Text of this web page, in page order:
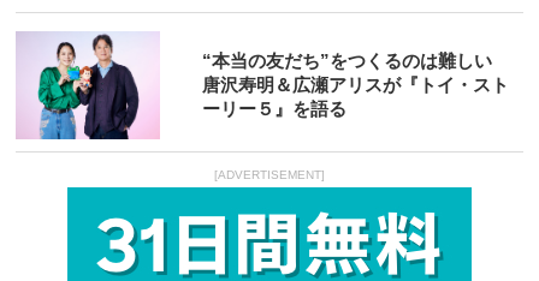
“本当の友だち”をつくるのは難しい
唐沢寿明＆広瀬アリスが『トイ・スト
ーリー５』を語る
[ADVERTISEMENT]